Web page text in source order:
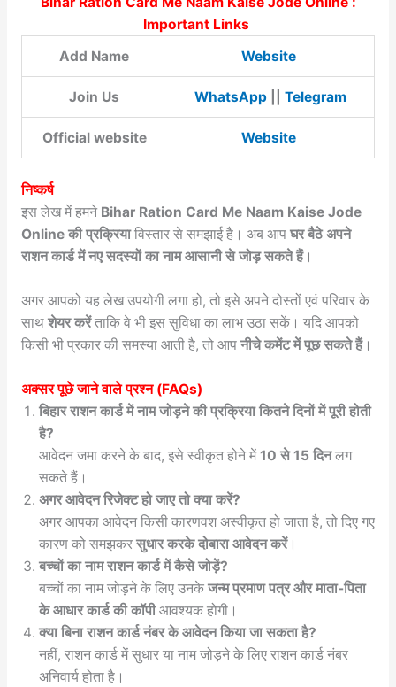
Important Links
Add Name
Website
Join Us WhatsApp ||Telegram
Official website Website
निष्कर्ष
इस लेख में हमने Bihar Ration Card Me Naam Kaise Jode
Online की प्रक्रियाविस्तार से समझाई है। अब आप घर बैठे अपने
राशन कार्ड में नए सदस्यों का नाम आसानी से जोड़ सकते हैं।
अगर आपको यह लेख उपयोगी लगा हो, तो इसे अपने दोस्तों एवं परिवार के
साथ शेयर करेंताकि वे भी इस सुविधा का लाभ उठा सकें। यदि आपको
किसी भी प्रकार की समस्या आती है, तो आप नीचे कमेंट में पूछ सकते हैं।
अक्सर पूछे जाने वाले प्रश्न (FAQs)
बिहार राशन कार्ड में नाम जोड़ने की प्रक्रिया कितने दिनों में पूरी होती
है?
आवेदन जमा करने के बाद, इसे स्वीकृत होने में10 से 15 दिनलग
सकते हैं।
अगर आवेदन रिजेक्ट हो जाए तो क्या करें?
अगर आपका आवेदन किसी कारणवश अस्वीकृत हो जाता है, तो दिए गए
कारण को समझकर सुधार करके दोबारा आवेदन करें।
बच्चों का नाम राशन कार्ड में कैसे जोड़ें?
बच्चों का नाम जोड़ने के लिए उनके जन्म प्रमाण पत्र और माता-पिता
के आधार कार्ड की कॉपीआवश्यक होगी।
क्या बिना राशन कार्ड नंबर के आवेदन किया जा सकता है?
नहीं, राशन कार्ड में सुधार या नाम जोड़ने के लिए राशन कार्ड नंबर
अनिवार्य होता है।